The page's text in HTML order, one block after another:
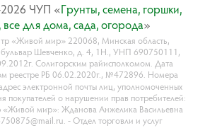
ЧУП «Гpyнты, ceмeнa, гopшки,
для дoмa, caдa, oгopoдa»
«Живой мир» 220068, Минская область,
Шевченко, д. 4, 1Н., УНП 690750111,
Солигорским райисполкомом. Дата
реестре РБ 06.02.2020г., №472896. Номера
электронной почты лиц, уполномоченных
покупателей о нарушении прав потребителей:
мир»: Жданова Анжелика Васильевна
- Отдел торговли и услуг